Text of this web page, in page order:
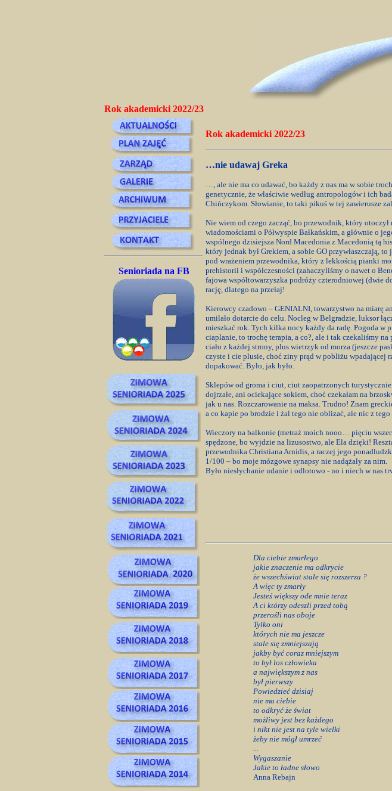
Rok akademicki 2022/23
Senioriada na FB
Rok akademicki 2022/23
…nie udawaj Greka
…, ale nie ma co udawać, bo każdy z nas ma w sobie
genetycznie, że właściwie według antropologów i ich
Chińczykom. Słowianie, to taki pikuś w tej zawierusze
Nie wiem od czego zacząć, bo przewodnik, który
wiadomościami o Półwyspie Bałkańskim, a głównie o
wspólnego dzisiejsza Nord Macedonia z Macedonią tą
który jednak był Grekiem, a sobie GO przywłaszczają,
pod wrażeniem przewodnika, który z lekkością pianki
prehistorii i współczesności (zahaczyliśmy o nawet o
fajowa współtowarzyszka podróży czterodniowej (dwie
rację, dlatego na przełaj!
Kierowcy czadowo – GENIALNI, towarzystwo na miarę
umilało dotarcie do celu. Nocleg w Belgradzie, luksor
mieszkać rok. Tych kilka nocy każdy da radę. Pogoda w
ciaplanie, to trochę terapia, a co?, ale i tak czekaliśmy
ciało z każdej strony, plus wietrzyk od morza (jeszcze
czyste i cie plusie, choć ziny prąd w pobliżu wpadającej
dopakować. Było, jak było.
Sklepów od groma i ciut, ciut zaopatrzonych
dojrzałe, ani ociekające sokiem, choć czekałam na
jak u nas. Rozczarowanie na maksa. Trudno! Znam
a co kapie po brodzie i żal tego nie oblizać, ale nic z
Wieczory na balkonie (metraż moich nooo… pięciu
spędzone, bo wyjdzie na lizusostwo, ale Ela dzięki!
przewodnika Christiana Arnidis, a raczej jego
1/100 – bo moje mózgowe synapsy nie nadążały za nim.
Było niesłychanie udanie i odlotowo - no i niech w nas
Dla ciebie zmarłego
jakie znaczenie ma odkrycie
że wszechświat stale się rozszerza ?
A więc ty zmarły
Jesteś większy ode mnie teraz
A ci którzy odeszli przed tobą
przerośli nas oboje
Tylko oni
których nie ma jeszcze
stale się zmniejszają
jakby być coraz mniejszym
to był los człowieka
a największym z nas
był pierwszy
Powiedzieć dzisiaj
nie ma ciebie
to odkryć że świat
możliwy jest bez każdego
i nikt nie jest na tyle wielki
żeby nie mógł umrzeć
...
Wygaszanie
Jakie to ładne słowo
Anna Rebajn